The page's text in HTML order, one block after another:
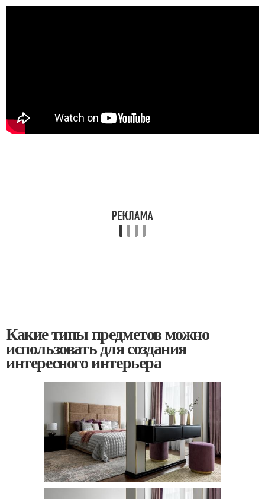
Какие типы предметов можно
использовать для создания
интересного интерьера